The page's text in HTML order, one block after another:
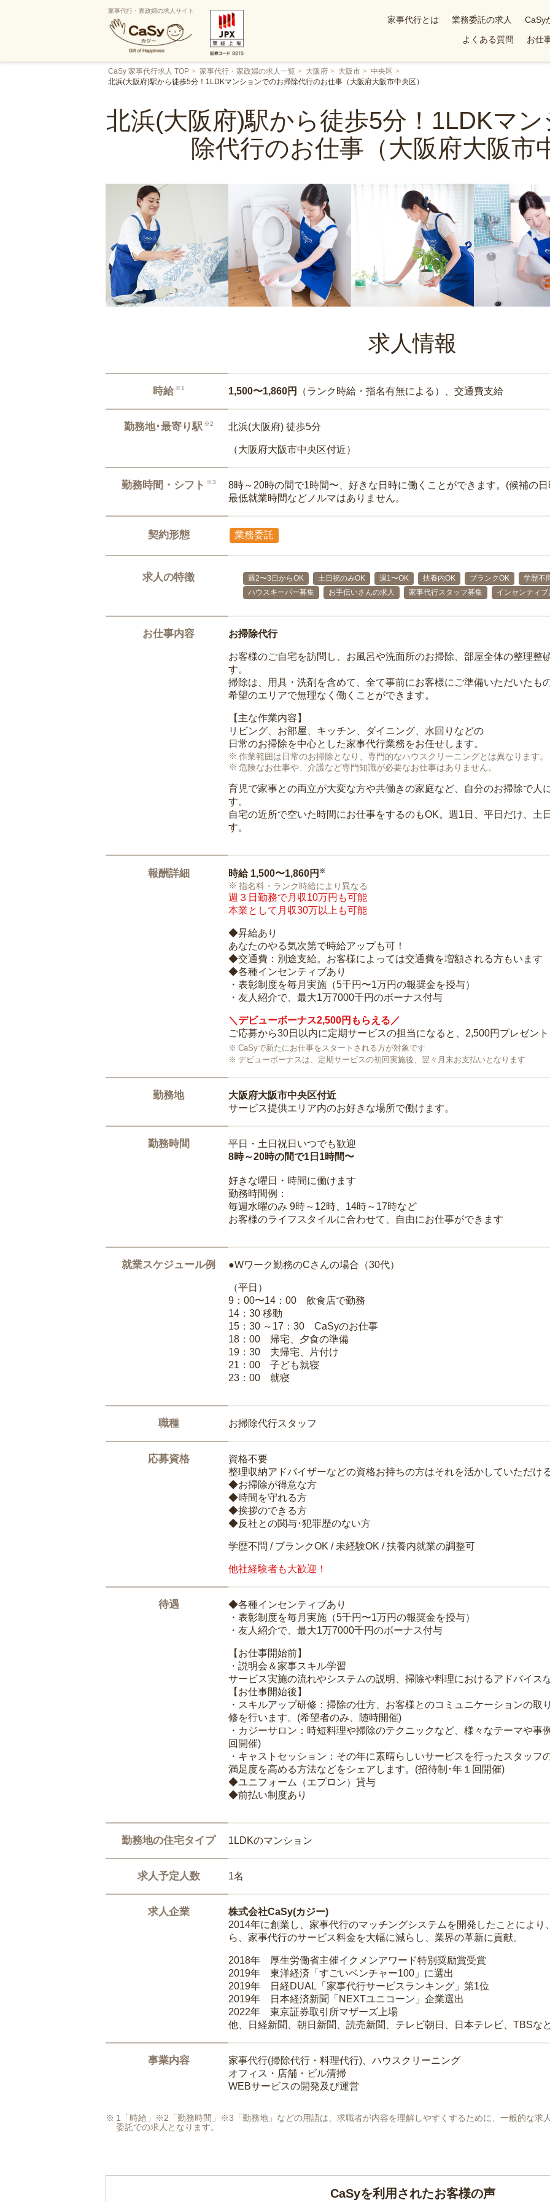
家事代行・家政婦の求人サイト
家事代行とは 業務委託の求人 CaSy
よくある質問
お仕
CaSy 家事代行求人 TOP 家事代行・家政婦の求人一覧 大阪府 大阪市
中央区
北浜(大阪府)駅から徒歩5分！1LDKマンションでのお掃除代行のお仕事（大阪府大阪市中央区）
北浜(大阪府)駅から徒歩5分！1LDKマ
除代行のお仕事（大阪府大阪市
求人情報
時給 ※1 1,500〜1,860円 （ランク時給・指名有無による）、交通費支給
勤務地･最寄り駅 ※2 北浜(大阪府) 徒歩5分
（大阪府大阪市中央区付近）
勤務時間・シフト ※3
8時～20時の間で1時間〜、好きな日時に働くことができます。(候補の
最低就業時間などノルマはありません。
契約形態 業務委託
求人の特徴 週2〜3日からOK 土日祝のみOK 週1〜OK 扶養内OK ブランクOK 学歴不
ハウスキーパー募集
お手伝いさんの求人 家事代行スタッフ募集 インセンティブ
お仕事内容 お掃除代行
お客様のご自宅を訪問し、お風呂や洗面所のお掃除、部屋全体の整理整
す。
掃除は、用具・洗剤を含めて、全て事前にお客様にご準備いただいたも
希望のエリアで無理なく働くことができます。
【主な作業内容】
リビング、お部屋、キッチン、ダイニング、水回りなどの
日常のお掃除を中心とした家事代行業務をお任せします。
作業範囲は日常のお掃除となり、専門的なハウスクリーニングとは異なります。
危険なお仕事や、介護など専門知識が必要なお仕事はありません。
育児で家事との両立が大変な方や共働きの家庭など、自分のお掃除で人
す。
自宅の近所で空いた時間にお仕事をするのもOK。週1日、平日だけ、土
す。
報酬詳細 時給 1,500〜1,860円 ※
指名料・ランク時給により異なる
週３日勤務で月収10万円も可能
本業として月収30万以上も可能
◆昇給あり
あなたのやる気次第で時給アップも可！
◆交通費：別途支給。お客様によっては交通費を増額される方もいます
◆各種インセンティブあり
・表彰制度を毎月実施（5千円〜1万円の報奨金を授与）
・友人紹介で、最大1万7000千円のボーナス付与
＼デビューボーナス2,500円もらえる／
ご応募から30日以内に定期サービスの担当になると、2,500円プレゼント
CaSyで新たにお仕事をスタートされる方が対象です
デビューボーナスは、定期サービスの初回実施後、翌々月末お支払いとなります
勤務地
大阪府大阪市中央区付近
サービス提供エリア内のお好きな場所で働けます。
勤務時間
平日・土日祝日いつでも歓迎
8時～20時の間で1日1時間〜
好きな曜日・時間に働けます
勤務時間例：
毎週水曜のみ 9時～12時、14時～17時など
お客様のライフスタイルに合わせて、自由にお仕事ができます
就業スケジュール例 ●Wワーク勤務のCさんの場合（30代）
（平日）
9：00〜14：00 飲食店で勤務
14：30 移動
15：30 ～17：30 CaSyのお仕事
18：00 帰宅、夕食の準備
19：30 夫帰宅、片付け
21：00 子ども就寝
23：00 就寝
職種 お掃除代行スタッフ
応募資格
資格不要
整理収納アドバイザーなどの資格お持ちの方はそれを活かしていただけ
◆お掃除が得意な方
◆時間を守れる方
◆挨拶のできる方
◆反社との関与･犯罪歴のない方
学歴不問 / ブランクOK / 未経験OK / 扶養内就業の調整可
他社経験者も大歓迎！
待遇
◆各種インセンティブあり
・表彰制度を毎月実施（5千円〜1万円の報奨金を授与）
・友人紹介で、最大1万7000千円のボーナス付与
【お仕事開始前】
・説明会＆家事スキル学習
サービス実施の流れやシステムの説明、掃除や料理におけるアドバイス
【お仕事開始後】
・スキルアップ研修：掃除の仕方、お客様とのコミュニケーションの
修を行います。(希望者のみ、随時開催)
・カジーサロン：時短料理や掃除のテクニックなど、様々なテーマや事
回開催)
・キャストセッション：その年に素晴らしいサービスを行ったスタッ
満足度を高める方法などをシェアします。(招待制･年１回開催)
◆ユニフォーム（エプロン）貸与
◆前払い制度あり
勤務地の住宅タイプ 1LDKのマンション
求人予定人数 1名
求人企業
株式会社CaSy(カジー)
2014年に創業し、家事代行のマッチングシステムを開発したことによ
ら、家事代行のサービス料金を大幅に減らし、業界の革新に貢献。
2018年 厚生労働省主催イクメンアワード特別奨励賞受賞
2019年 東洋経済「すごいベンチャー100」に選出
2019年 日経DUAL「家事代行サービスランキング」第1位
2019年 日本経済新聞「NEXTユニコーン」企業選出
2022年 東京証券取引所マザーズ上場
他、日経新聞、朝日新聞、読売新聞、テレビ朝日、日本テレビ、TBSな
事業内容
家事代行(掃除代行・料理代行)、ハウスクリーニング
オフィス・店舗・ビル清掃
WEBサービスの開発及び運営
1「時給」※2「勤務時間」※3「勤務地」などの用語は、求職者が内容を理解しやすくするために、一般的な求
委託での求人となります。
CaSyを利用されたお客様の声